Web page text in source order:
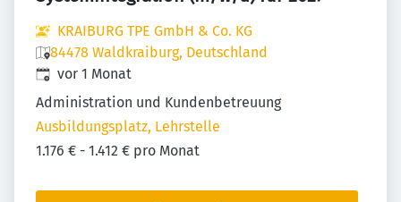
KRAIBURG TPE GmbH & Co. KG
84478 Waldkraiburg, Deutschland
Veröffentlicht:
vor 1 Monat
Administration und Kundenbetreuung
Ausbildungsplatz, Lehrstelle
1.176 € - 1.412 € pro Monat